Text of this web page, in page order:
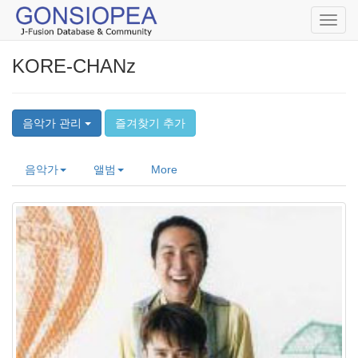
KORE-CHANz
음악가 관리 즐겨찾기 추가
음악가 앨범 More